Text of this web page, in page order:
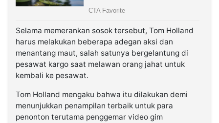
Selama memerankan sosok tersebut, Tom Holland
harus melakukan beberapa adegan aksi dan
menantang maut, salah satunya bergelantung di
pesawat kargo saat melawan orang jahat untuk
kembali ke pesawat.
Tom Holland mengaku bahwa itu dilakukan demi
menunjukkan penampilan terbaik untuk para
penonton terutama penggemar video gim